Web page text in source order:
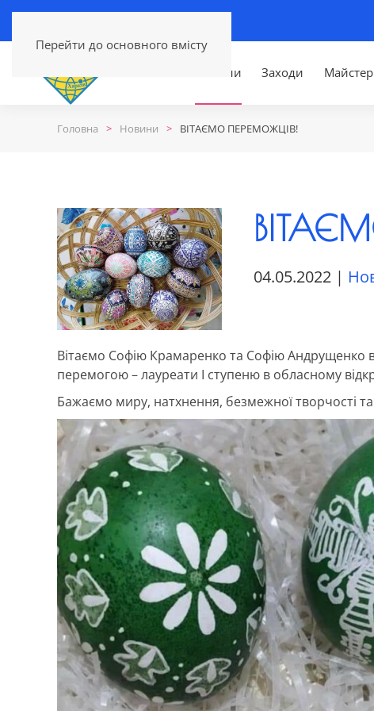
Перейти до основного вмісту
Новини Заходи
Головна Новини ВІТАЄМО ПЕРЕМОЖЦІВ!
04.05.2022 |
Вітаємо Софію Крамаренко та Софію Андрущенко
перемогою – лауреати І ступеню в обласному
Бажаємо миру, натхнення, безмежної творчості та